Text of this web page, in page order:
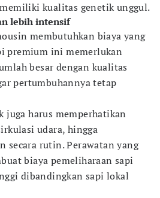
kualitas genetik unggul.
lebih intensif
membutuhkan biaya yang
premium ini memerlukan
besar dengan kualitas
pertumbuhannya tetap
juga harus memperhatikan
udara, hingga
secara rutin. Perawatan yang
biaya pemeliharaan sapi
dibandingkan sapi lokal